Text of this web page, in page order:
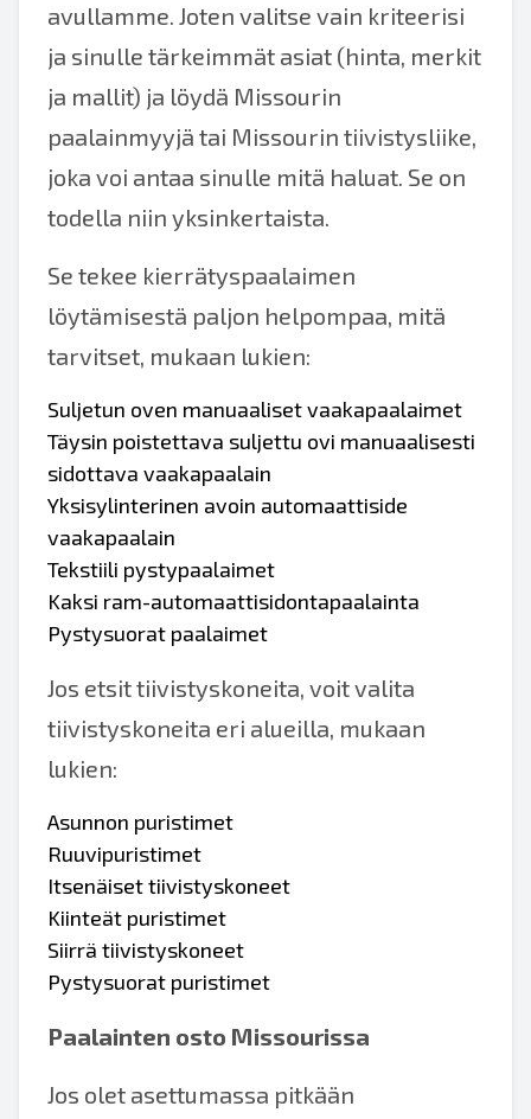
avullamme. Joten valitse vain kriteerisi
ja sinulle tärkeimmät asiat (hinta, merkit
ja mallit) ja löydä Missourin
paalainmyyjä tai Missourin tiivistysliike,
joka voi antaa sinulle mitä haluat. Se on
todella niin yksinkertaista.
Se tekee kierrätyspaalaimen
löytämisestä paljon helpompaa, mitä
tarvitset, mukaan lukien:
Suljetun oven manuaaliset vaakapaalaimet
Täysin poistettava suljettu ovi manuaalisesti
sidottava vaakapaalain
Yksisylinterinen avoin automaattiside
vaakapaalain
Tekstiili pystypaalaimet
Kaksi ram-automaattisidontapaalainta
Pystysuorat paalaimet
Jos etsit tiivistyskoneita, voit valita
tiivistyskoneita eri alueilla, mukaan
lukien:
Asunnon puristimet
Ruuvipuristimet
Itsenäiset tiivistyskoneet
Kiinteät puristimet
Siirrä tiivistyskoneet
Pystysuorat puristimet
Paalainten osto Missourissa
Jos olet asettumassa pitkään